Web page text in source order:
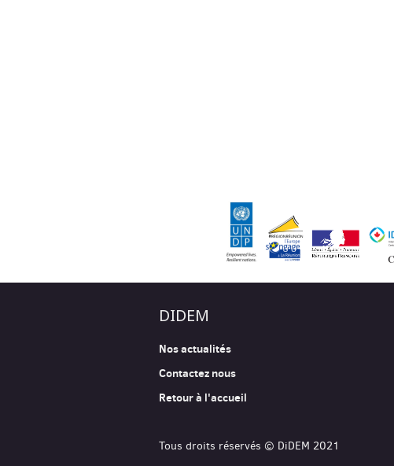
DIDEM
Nos actualités
Contactez nous
Retour à l'accueil
Tous droits réservés © DiDEM 2021